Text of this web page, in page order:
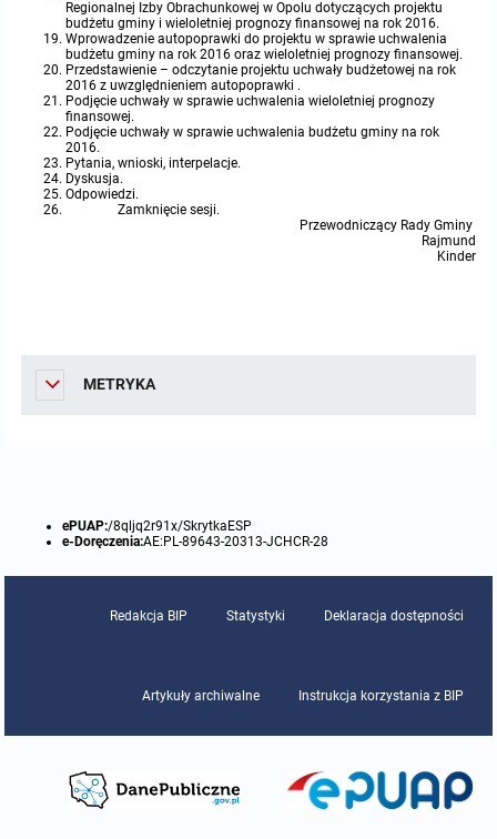
Gminna Komisja Rozwiązywania Problemów Alkoholowych
Skargi, wnioski i petycje
Wybory Ławników 2024r.
Audyt
Regionalnej Izby Obrachunkowej w Opolu dotyczących projektu
budżetu gminy i wieloletniej prognozy finansowej na rok 2016.
Wprowadzenie autopoprawki do projektu w sprawie uchwalenia
budżetu gminy na rok 2016 oraz wieloletniej prognozy finansowej.
Przedstawienie – odczytanie projektu uchwały budżetowej na rok
2016 z uwzględnieniem autopoprawki .
Podjęcie uchwały w sprawie uchwalenia wieloletniej prognozy
finansowej.
Podjęcie uchwały w sprawie uchwalenia budżetu gminy na rok
2016.
Pytania, wnioski, interpelacje.
Dyskusja.
Odpowiedzi.
Zamknięcie sesji.
Przewodniczący Rady Gminy
Rajmund
Kinder
METRYKA
ePUAP:/8qljq2r91x/SkrytkaESP
e-Doręczenia:AE:PL-89643-20313-JCHCR-28
Redakcja BIP Statystyki Deklaracja dostępności
Artykuły archiwalne Instrukcja korzystania z BIP